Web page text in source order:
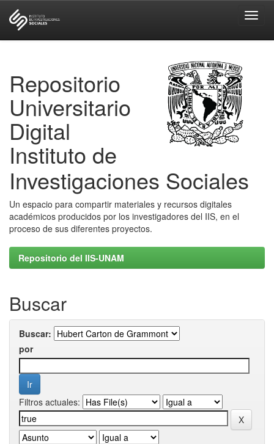
Repositorio
Universitario
Digital
Instituto de
Investigaciones Sociales
Un espacio para compartir materiales y recursos digitales
académicos producidos por los investigadores del IIS, en el
proceso de sus diferentes proyectos.
Repositorio del IIS-UNAM
Buscar
Buscar:
por
Filtros actuales: